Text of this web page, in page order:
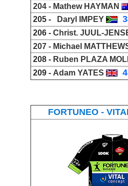
204 - Mathew HAYMAN
205 - Daryl IMPEY
206 - Christ. JUUL-
207 - Michael
208 - Ruben PLAZA
209 - Adam YATES 4
FORTUNEO -